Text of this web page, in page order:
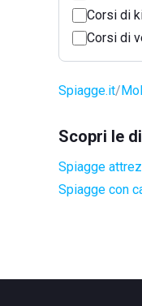
Corsi di
Corsi di
Spiagge.it
Scopri le
Spiagge
Spiagge con